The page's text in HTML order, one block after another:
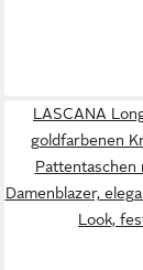
LASCANA
goldfarbenen
Pattentaschen
Damenblazer,
Look,